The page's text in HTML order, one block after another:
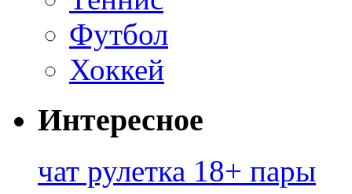
Футбол
Хоккей
Интересное
чат рулетка 18+ пары